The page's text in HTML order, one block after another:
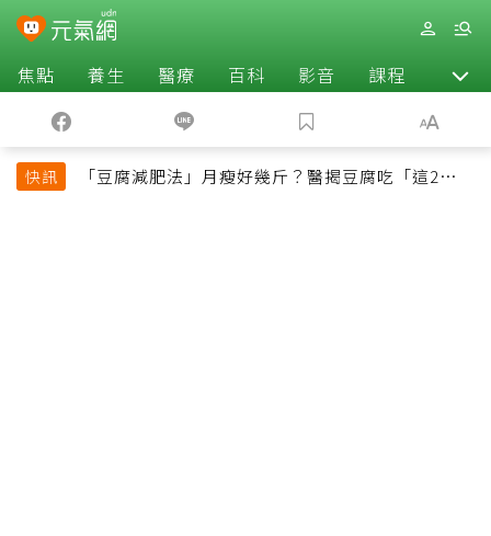
焦點 養生 醫療 百科 影音 課程 退休
快訊
「豆腐減肥法」月瘦好幾斤？醫揭豆腐吃「這2種最